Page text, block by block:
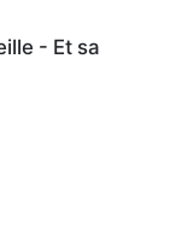
- Et sa